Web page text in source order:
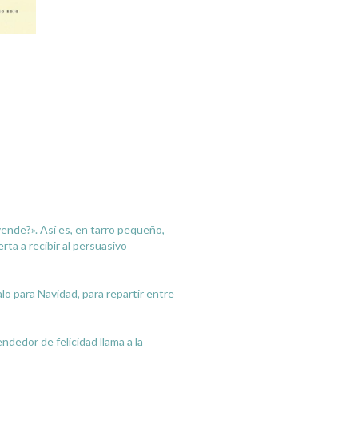
Así es, en tarro pequeño,
a recibir al persuasivo
para Navidad, para repartir entre
de felicidad llama a la